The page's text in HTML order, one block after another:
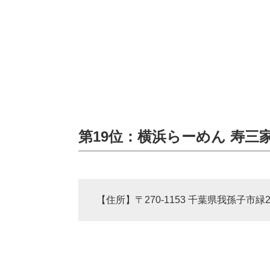
第19位：横浜らーめん 寿三
【住所】〒270-1153 千葉県我孫子市緑